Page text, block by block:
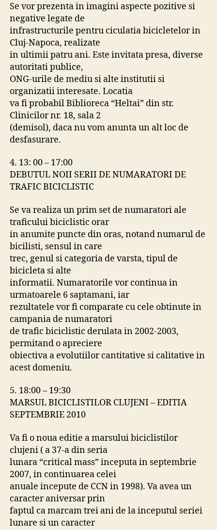
Se vor prezenta in imagini aspecte pozitive si
negative legate de
infrastructurile pentru ciculatia bicicletelor in
Cluj-Napoca, realizate
in ultimii patru ani. Este invitata presa, diverse
autoritati publice,
ONG-urile de mediu si alte institutii si
organizatii interesate. Locatia
va fi probabil Biblioreca “Heltai” din str.
Clinicilor nr. 18, sala 2
(demisol), daca nu vom anunta un alt loc de
desfasurare.
4. 13: 00 – 17:00
DEBUTUL NOII SERII DE NUMARATORI DE
TRAFIC BICICLISTIC
Se va realiza un prim set de numaratori ale
traficului biciclistic orar
in anumite puncte din oras, notand numarul de
bicilisti, sensul in care
trec, genul si categoria de varsta, tipul de
bicicleta si alte
informatii. Numaratorile vor continua in
urmatoarele 6 saptamani, iar
rezultatele vor fi comparate cu cele obtinute in
campania de numaratori
de trafic biciclistic derulata in 2002-2003,
permitand o apreciere
obiectiva a evolutiilor cantitative si calitative in
acest domeniu.
5. 18:00 – 19:30
MARSUL BICICLISTILOR CLUJENI – EDITIA
SEPTEMBRIE 2010
Va fi o noua editie a marsului biciclistilor
clujeni ( a 37-a din seria
lunara “critical mass” inceputa in septembrie
2007, in continuarea celei
anuale incepute de CCN in 1998). Va avea un
caracter aniversar prin
faptul ca marcam trei ani de la inceputul seriei
lunare si un caracter